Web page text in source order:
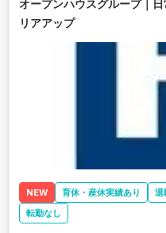
オープンハウスグループ｜
リアアップ
NEW 育休・産休実績あり 退
転勤なし